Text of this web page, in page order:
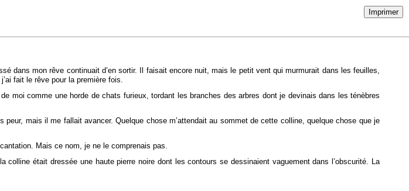
Imprimer
dans mon rêve continuait d’en sortir. Il faisait encore nuit, mais le petit vent qui murmurait dans les feuilles,
fait le rêve pour la première fois.
moi comme une horde de chats furieux, tordant les branches des arbres dont je devinais dans les ténèbres
mais il me fallait avancer. Quelque chose m’attendait au sommet de cette colline, quelque chose que je
Mais ce nom, je ne le comprenais pas.
était dressée une haute pierre noire dont les contours se dessinaient vaguement dans l’obscurité. La